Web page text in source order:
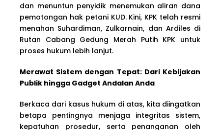
dan menuntun penyidik menemukan aliran dana
pemotongan hak petani KUD. Kini, KPK telah resmi
menahan Suhardiman, Zulkarnain, dan Ardiles di
Rutan Cabang Gedung Merah Putih KPK untuk
proses hukum lebih lanjut.
Merawat Sistem dengan Tepat: Dari Kebijakan
Publik hingga Gadget Andalan Anda
Berkaca dari kasus hukum di atas, kita diingatkan
betapa pentingnya menjaga integritas sistem,
kepatuhan prosedur, serta penanganan oleh